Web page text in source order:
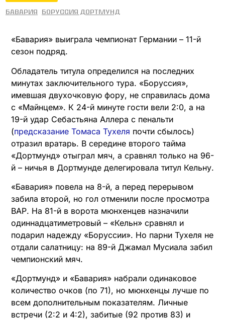
Бавария Боруссия Дортмунд
«Бавария» выиграла чемпионат Германии – 11-й
сезон подряд.
Обладатель титула определился на последних
минутах заключительного тура. «Боруссия»,
имевшая двухочковую фору, не справилась дома
с «Майнцем». К 24-й минуте гости вели 2:0, а на
19-й удар Себастьяна Аллера с пенальти
(предсказание Томаса Тухеля почти сбылось)
отразил вратарь. В середине второго тайма
«Дортмунд» отыграл мяч, а сравнял только на 96-
й – ничья в Дортмунде делегировала титул Кельну.
«Бавария» повела на 8-й, а перед перерывом
забила второй, но гол отменили после просмотра
ВАР. На 81-й в ворота мюнхенцев назначили
одиннадцатиметровый – «Кельн» сравнял и
подарил надежду «Боруссии». Но парни Тухеля не
отдали салатницу: на 89-й Джамал Мусиала забил
чемпионский мяч.
«Дортмунд» и «Бавария» набрали одинаковое
количество очков (по 71), но мюнхенцы лучше по
всем дополнительным показателям. Личные
встречи (2:2 и 4:2), забитые (92 против 83) и